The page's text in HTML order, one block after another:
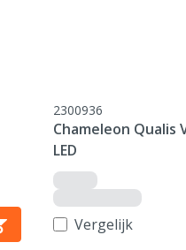
2300936
Chameleon Qualis
LED
Vergelijk